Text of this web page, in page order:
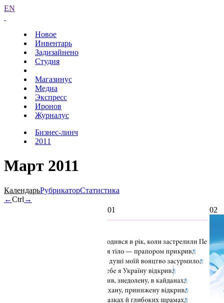
EN
Новое
Инвентарь
Задизайнено
Студия
Магазинус
Медиа
Экспресс
Иронов
Журналус
Бизнес-линч
2011
Март 2011
КалендарьРубрикаторСтатистика
←Ctrl →
01
02